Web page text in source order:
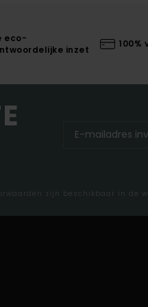
eco-
inzet
zijn beschikbaar in de